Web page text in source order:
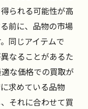
られる可能性が高
前に、品物の市場
同じアイテムで
なることがあるた
な価格での買取が
求めている品物
それに合わせて買